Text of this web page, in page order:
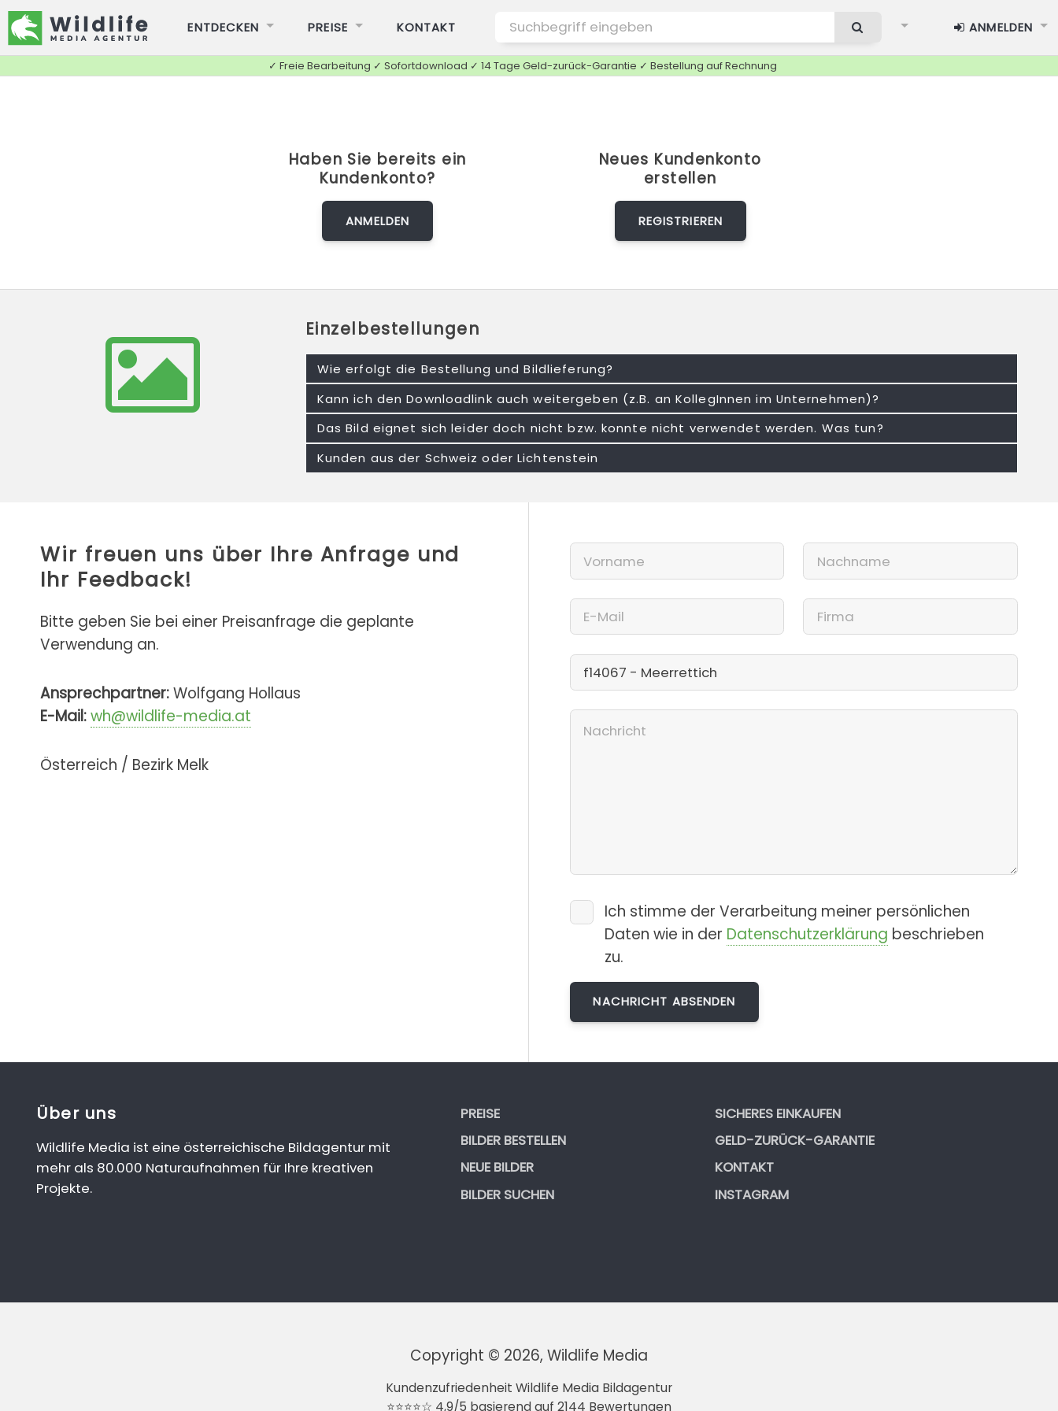
ENTDECKEN PREISE KONTAKT ANMELDEN
✓ Freie Bearbeitung ✓ Sofortdownload ✓ 14 Tage Geld-zurück-Garantie ✓ Bestellung auf Rechnung
Haben Sie bereits ein
Kundenkonto?
ANMELDEN
Neues Kundenkonto
erstellen
REGISTRIEREN
Einzelbestellungen
Wie erfolgt die Bestellung und Bildlieferung?
Kann ich den Downloadlink auch weitergeben (z.B. an KollegInnen im Unternehmen)?
Das Bild eignet sich leider doch nicht bzw. konnte nicht verwendet werden. Was tun?
Kunden aus der Schweiz oder Lichtenstein
Wir freuen uns über Ihre Anfrage und
Ihr Feedback!
Bitte geben Sie bei einer Preisanfrage die geplante
Verwendung an.
Ansprechpartner:Wolfgang Hollaus
E-Mail:wh@wildlife-media.at
Österreich / Bezirk Melk
Ich stimme der Verarbeitung meiner persönlichen
Daten wie in der Datenschutzerklärung beschrieben
zu.
Über uns
Wildlife Media ist eine österreichische Bildagentur mit
mehr als 80.000 Naturaufnahmen für Ihre kreativen
Projekte.
PREISE
BILDER BESTELLEN
NEUE BILDER
BILDER SUCHEN
SICHERES EINKAUFEN
GELD-ZURÜCK-GARANTIE
KONTAKT
INSTAGRAM
Copyright © 2026, Wildlife Media
Kundenzufriedenheit Wildlife Media Bildagentur
⭐⭐⭐⭐☆ 4,9/5 basierend auf 2144 Bewertungen